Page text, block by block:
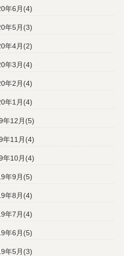
年6月(4)
年5月(3)
年4月(2)
年3月(4)
年2月(4)
年1月(4)
年12月(5)
年11月(4)
年10月(4)
年9月(5)
年8月(4)
年7月(4)
年6月(5)
年5月(3)